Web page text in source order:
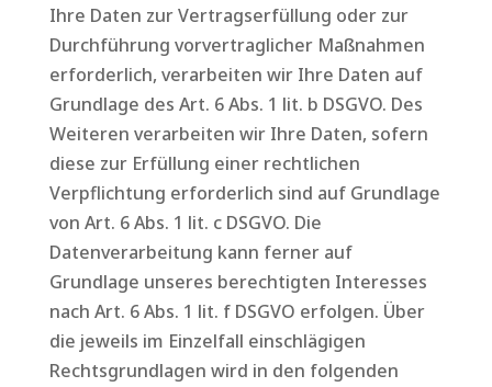
Ihre Daten zur Vertragserfüllung oder zur
Durchführung vorvertraglicher Maßnahmen
erforderlich, verarbeiten wir Ihre Daten auf
Grundlage des Art. 6 Abs. 1 lit. b DSGVO. Des
Weiteren verarbeiten wir Ihre Daten, sofern
diese zur Erfüllung einer rechtlichen
Verpflichtung erforderlich sind auf Grundlage
von Art. 6 Abs. 1 lit. c DSGVO. Die
Datenverarbeitung kann ferner auf
Grundlage unseres berechtigten Interesses
nach Art. 6 Abs. 1 lit. f DSGVO erfolgen. Über
die jeweils im Einzelfall einschlägigen
Rechtsgrundlagen wird in den folgenden